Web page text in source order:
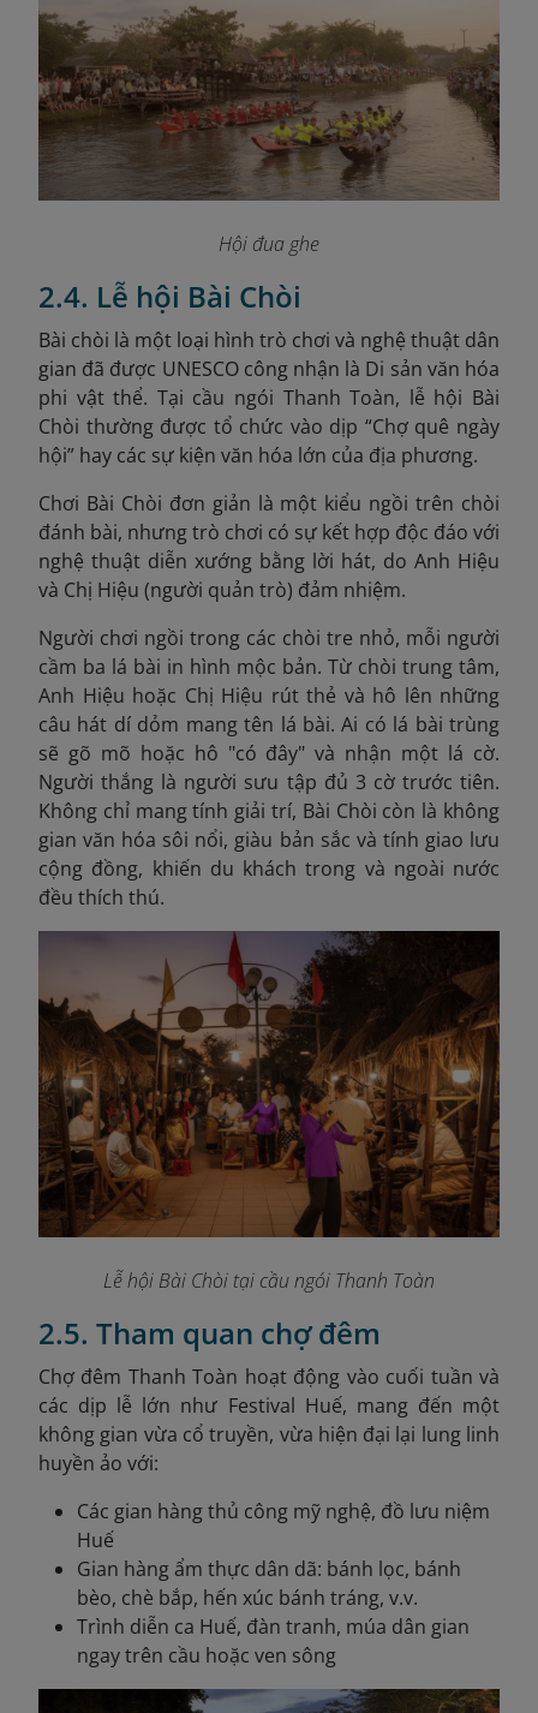
Hội đua ghe
2.4. Lễ hội Bài Chòi
Bài chòi là một loại hình trò chơi và nghệ thuật dân
gian đã được UNESCO công nhận là Di sản văn hóa
phi vật thể. Tại cầu ngói Thanh Toàn, lễ hội Bài
Chòi thường được tổ chức vào dịp “Chợ quê ngày
hội” hay các sự kiện văn hóa lớn của địa phương.
Chơi Bài Chòi đơn giản là một kiểu ngồi trên chòi
đánh bài, nhưng trò chơi có sự kết hợp độc đáo với
nghệ thuật diễn xướng bằng lời hát, do Anh Hiệu
và Chị Hiệu (người quản trò) đảm nhiệm.
Người chơi ngồi trong các chòi tre nhỏ, mỗi người
cầm ba lá bài in hình mộc bản. Từ chòi trung tâm,
Anh Hiệu hoặc Chị Hiệu rút thẻ và hô lên những
câu hát dí dỏm mang tên lá bài. Ai có lá bài trùng
sẽ gõ mõ hoặc hô "có đây" và nhận một lá cờ.
Người thắng là người sưu tập đủ 3 cờ trước tiên.
Không chỉ mang tính giải trí, Bài Chòi còn là không
gian văn hóa sôi nổi, giàu bản sắc và tính giao lưu
cộng đồng, khiến du khách trong và ngoài nước
đều thích thú.
Lễ hội Bài Chòi tại cầu ngói Thanh Toàn
2.5. Tham quan chợ đêm
Chợ đêm Thanh Toàn hoạt động vào cuối tuần và
các dịp lễ lớn như Festival Huế, mang đến một
không gian vừa cổ truyền, vừa hiện đại lại lung linh
huyền ảo với:
Các gian hàng thủ công mỹ nghệ, đồ lưu niệm
Huế
Gian hàng ẩm thực dân dã: bánh lọc, bánh
bèo, chè bắp, hến xúc bánh tráng, v.v.
Trình diễn ca Huế, đàn tranh, múa dân gian
ngay trên cầu hoặc ven sông